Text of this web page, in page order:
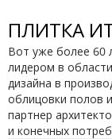
ПЛИТКА
Вот уже более 60
лидером в
дизайна в
облицовки полов
партнер
и конечных